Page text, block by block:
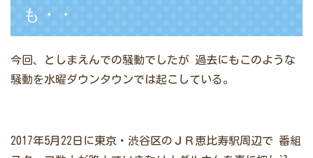
も・・
今回、としまえんでの騒動でしたが 過去にもこのような
騒動を水曜ダウンタウンでは起こしている。
2017年5月22日に東京・渋谷区のＪＲ恵比寿駅周辺で 番組